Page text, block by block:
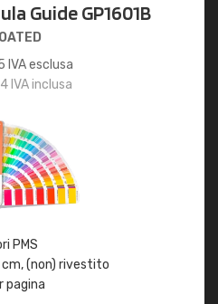
Guide GP1601B
IVA esclusa
IVA inclusa
PMS
(non) rivestito
pagina